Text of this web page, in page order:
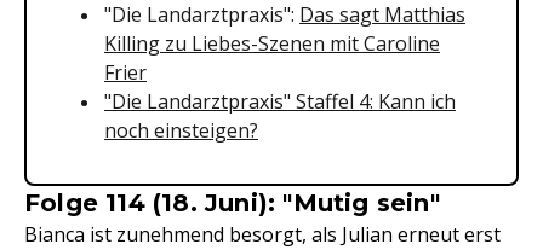
"Die Landarztpraxis": Das sagt Matthias
Killing zu Liebes-Szenen mit Caroline
Frier
"Die Landarztpraxis" Staffel 4: Kann ich
noch einsteigen?
Folge 114 (18. Juni): "Mutig sein"
Bianca ist zunehmend besorgt, als Julian erneut erst